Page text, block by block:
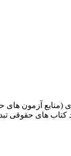
آزمون های
کتاب های حقوقی